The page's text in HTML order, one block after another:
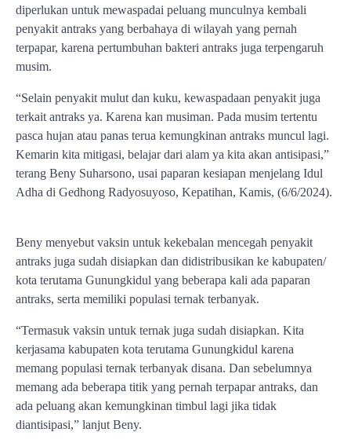
diperlukan untuk mewaspadai peluang munculnya kembali
penyakit antraks yang berbahaya di wilayah yang pernah
terpapar, karena pertumbuhan bakteri antraks juga terpengaruh
musim.
“Selain penyakit mulut dan kuku, kewaspadaan penyakit juga
terkait antraks ya. Karena kan musiman. Pada musim tertentu
pasca hujan atau panas terua kemungkinan antraks muncul lagi.
Kemarin kita mitigasi, belajar dari alam ya kita akan antisipasi,”
terang Beny Suharsono, usai paparan kesiapan menjelang Idul
Adha di Gedhong Radyosuyoso, Kepatihan, Kamis, (6/6/2024).
Beny menyebut vaksin untuk kekebalan mencegah penyakit
antraks juga sudah disiapkan dan didistribusikan ke kabupaten/
kota terutama Gunungkidul yang beberapa kali ada paparan
antraks, serta memiliki populasi ternak terbanyak.
“Termasuk vaksin untuk ternak juga sudah disiapkan. Kita
kerjasama kabupaten kota terutama Gunungkidul karena
memang populasi ternak terbanyak disana. Dan sebelumnya
memang ada beberapa titik yang pernah terpapar antraks, dan
ada peluang akan kemungkinan timbul lagi jika tidak
diantisipasi,” lanjut Beny.